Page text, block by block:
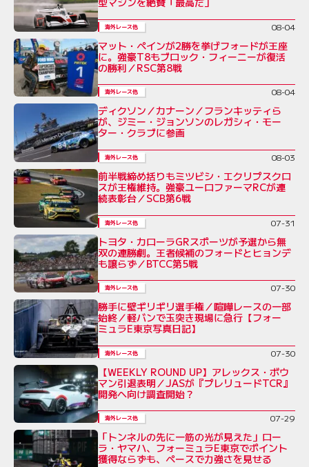
海外レース他 08-04
マット・ペインが2勝を挙げフォードが王座
に。強豪T8もブロック・フィーニーが復活
の勝利／RSC第8戦
海外レース他 08-04
ディクソン／カナーン／フランキッティら
が、ジミー・ジョンソンのレガシィ・モー
ター・クラブに参画
海外レース他 08-03
前半戦締め括りもミツビシ・エクリプスクロ
スが王権維持。強豪ユーロファーマRCが連
続表彰台／SCB第6戦
海外レース他 07-31
トヨタ・カローラGRスポーツが予選から無
双の連勝劇。王者候補のフォードとヒョンデ
も譲らず／BTCC第5戦
海外レース他 07-30
勝手に壁ギリギリ選手権／喧嘩レースの一部
始終／軽バンで玉突き現場に急行【フォー
ミュラE東京写真日記】
海外レース他 07-30
【WEEKLY ROUND UP】アレックス・ボウ
マン引退表明／JASが『プレリュードTCR』
開発へ向け調査開始？
海外レース他 07-29
「トンネルの先に一筋の光が見えた」ロー
ラ・ヤマハ、フォーミュラE東京でポイント
獲得ならずも、ペースで力強さを見せる